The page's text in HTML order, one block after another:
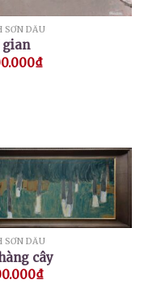
SƠN DẦU
gian
₫
SƠN DẦU
cây
₫